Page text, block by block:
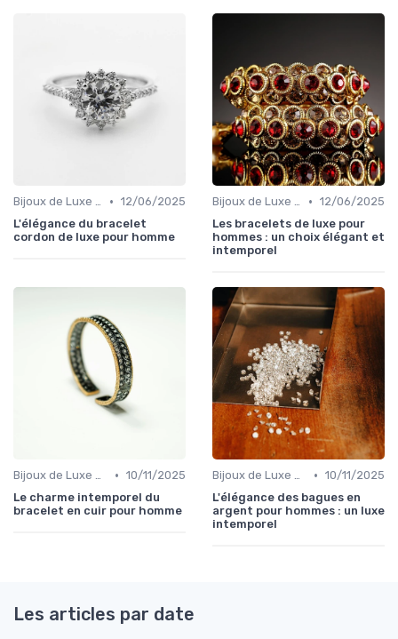
Bijoux de Luxe pour Hommes • 12/06/2025
L'élégance du bracelet
cordon de luxe pour homme
Bijoux de Luxe pour Hommes • 12/06/2025
Les bracelets de luxe pour
hommes : un choix élégant et
intemporel
Bijoux de Luxe pour Hommes • 10/11/2025
Le charme intemporel du
bracelet en cuir pour homme
Bijoux de Luxe pour Hommes • 10/11/2025
L'élégance des bagues en
argent pour hommes : un luxe
intemporel
Les articles par date